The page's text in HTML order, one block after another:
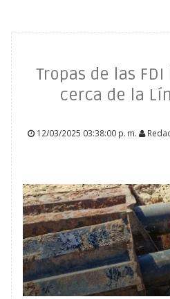
Tropas de las
cerca de la
12/03/2025 03:38:00 p. m.